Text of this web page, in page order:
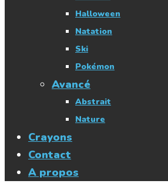
Halloween
Natation
Ski
Pokémon
Avancé
Abstrait
Nature
Crayons
Contact
A propos